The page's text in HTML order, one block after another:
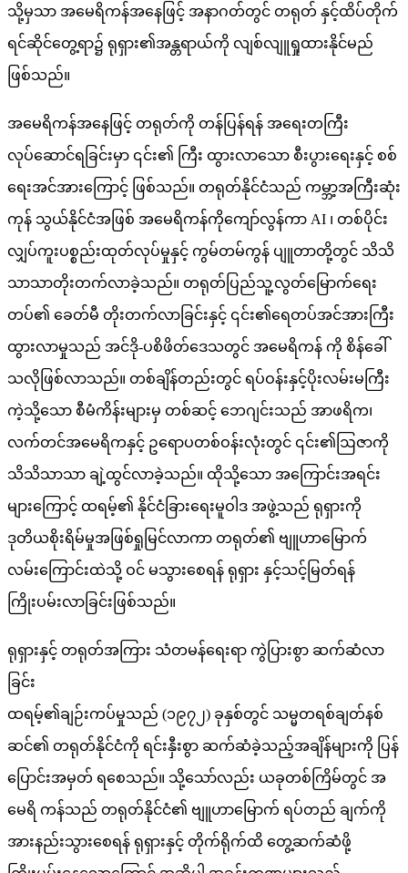
သို့မှသာ အမေရိကန်အနေဖြင့် အနာဂတ်တွင် တရုတ် နှင့်ထိပ်တိုက်
ရင်ဆိုင်တွေ့ရာ၌ ရုရှား၏အန္တရာယ်ကို လျစ်လျူရှုထားနိုင်မည်
ဖြစ်သည်။
အမေရိကန်အနေဖြင့် တရုတ်ကို တန်ပြန်ရန် အရေးတကြီး
လုပ်ဆောင်ရခြင်းမှာ ၎င်း၏ ကြီး ထွားလာသော စီးပွားရေးနှင့် စစ်
ရေးအင်အားကြောင့် ဖြစ်သည်။ တရုတ်နိုင်ငံသည် ကမ္ဘာ့အကြီးဆုံး
ကုန် သွယ်နိုင်ငံအဖြစ် အမေရိကန်ကိုကျော်လွန်ကာ AI ၊ တစ်ပိုင်း
လျှပ်ကူးပစ္စည်းထုတ်လုပ်မှုနှင့် ကွမ်တမ်ကွန် ပျူတာတို့တွင် သိသိ
သာသာတိုးတက်လာခဲ့သည်။ တရုတ်ပြည်သူ့လွတ်မြောက်ရေး
တပ်၏ ခေတ်မီ တိုးတက်လာခြင်းနှင့် ၎င်း၏ရေတပ်အင်အားကြီး
ထွားလာမှုသည် အင်ဒို-ပစိဖိတ်ဒေသတွင် အမေရိကန် ကို စိန်ခေါ်
သလိုဖြစ်လာသည်။ တစ်ချိန်တည်းတွင် ရပ်ဝန်းနှင့်ပိုးလမ်းမကြီး
ကဲ့သို့သော စီမံကိန်းများမှ တစ်ဆင့် ဘေဂျင်းသည် အာဖရိက၊
လက်တင်အမေရိကနှင့် ဥရောပတစ်ဝန်းလုံးတွင် ၎င်း၏ဩဇာကို
သိသိသာသာ ချဲ့ထွင်လာခဲ့သည်။ ထိုသို့သော အကြောင်းအရင်း
များကြောင့် ထရမ့်၏ နိုင်ငံခြားရေးမူဝါဒ အဖွဲ့သည် ရုရှားကို
ဒုတိယစိုးရိမ်မှုအဖြစ်ရှုမြင်လာကာ တရုတ်၏ ဗျူဟာမြောက်
လမ်းကြောင်းထဲသို့ ဝင် မသွားစေရန် ရုရှား နှင့်သင့်မြတ်ရန်
ကြိုးပမ်းလာခြင်းဖြစ်သည်။
ရုရှားနှင့် တရုတ်အကြား သံတမန်ရေးရာ ကွဲပြားစွာ ဆက်ဆံလာ
ခြင်း
ထရမ့်၏ချဉ်းကပ်မှုသည် (၁၉၇၂) ခုနှစ်တွင် သမ္မတရစ်ချတ်နစ်
ဆင်၏ တရုတ်နိုင်ငံကို ရင်းနှီးစွာ ဆက်ဆံခဲ့သည့်အချိန်များကို ပြန်
ပြောင်းအမှတ် ရစေသည်။ သို့သော်လည်း ယခုတစ်ကြိမ်တွင် အ
မေရိ ကန်သည် တရုတ်နိုင်ငံ၏ ဗျူဟာမြောက် ရပ်တည် ချက်ကို
အားနည်းသွားစေရန် ရုရှားနှင့် တိုက်ရိုက်ထိ တွေ့ဆက်ဆံဖို့